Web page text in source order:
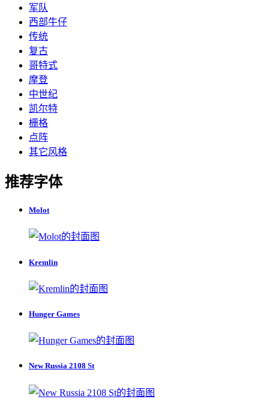
军队
西部牛仔
传统
复古
哥特式
摩登
中世纪
凯尔特
栅格
点阵
其它风格
推荐字体
Molot
Kremlin
Hunger Games
New Russia 2108 St